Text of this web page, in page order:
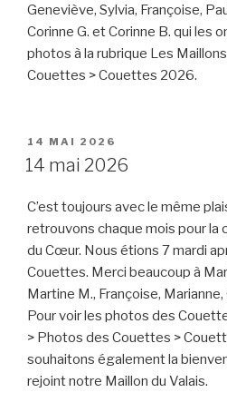
Geneviève, Sylvia, Françoise,
Corinne G. et Corinne B. qui les
photos à la rubrique Les
Couettes > Couettes 2026.
PUBLIÉ
LE
14 MAI 2026
14 mai 2026
C’est toujours avec le même
retrouvons chaque mois pour
du Cœur. Nous étions 7 mardi
Couettes. Merci beaucoup à
Martine M., Françoise, Marianne,
Pour voir les photos des
> Photos des Couettes >
souhaitons également la
rejoint notre Maillon du Valais.